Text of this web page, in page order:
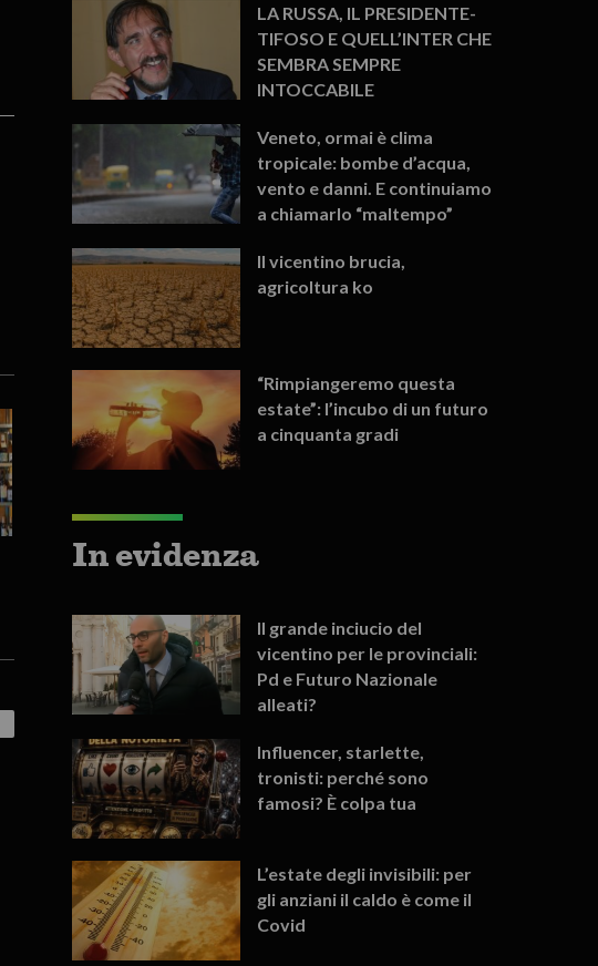
LA RUSSA, IL PRESIDENTE-
TIFOSO E QUELL’INTER CHE
SEMBRA SEMPRE
INTOCCABILE
Veneto, ormai è clima
tropicale: bombe d’acqua,
vento e danni. E continuiamo
a chiamarlo “maltempo”
Il vicentino brucia,
agricoltura ko
“Rimpiangeremo questa
estate”: l’incubo di un futuro
a cinquanta gradi
In evidenza
Il grande inciucio del
vicentino per le provinciali:
Pd e Futuro Nazionale
alleati?
Influencer, starlette,
tronisti: perché sono
famosi? È colpa tua
L’estate degli invisibili: per
gli anziani il caldo è come il
Covid